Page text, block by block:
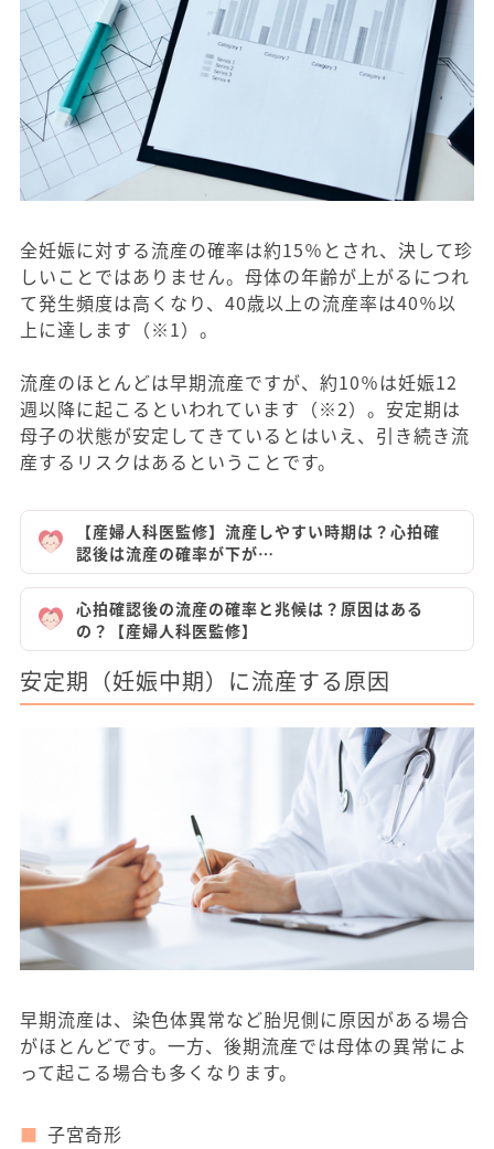
全妊娠に対する流産の確率は約15％とされ、決して珍
しいことではありません。母体の年齢が上がるにつれ
て発生頻度は高くなり、40歳以上の流産率は40％以
上に達します（※1）。
流産のほとんどは早期流産ですが、約10％は妊娠12
週以降に起こるといわれています（※2）。安定期は
母子の状態が安定してきているとはいえ、引き続き流
産するリスクはあるということです。
【産婦人科医監修】流産しやすい時期は？心拍確
認後は流産の確率が下が…
心拍確認後の流産の確率と兆候は？原因はある
の？【産婦人科医監修】
安定期（妊娠中期）に流産する原因
早期流産は、染色体異常など胎児側に原因がある場合
がほとんどです。一方、後期流産では母体の異常によ
って起こる場合も多くなります。
子宮奇形